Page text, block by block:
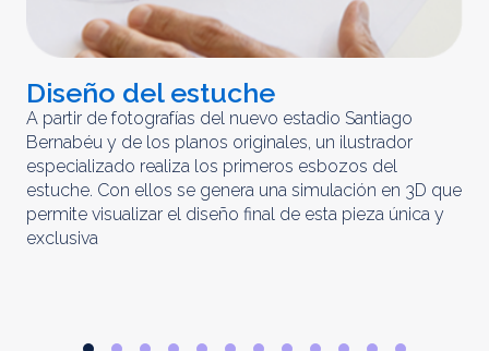
Diseño del estuche
A partir de fotografías del nuevo estadio Santiago
Bernabéu y de los planos originales, un ilustrador
especializado realiza los primeros esbozos del
estuche. Con ellos se genera una simulación en 3D que
permite visualizar el diseño final de esta pieza única y
exclusiva